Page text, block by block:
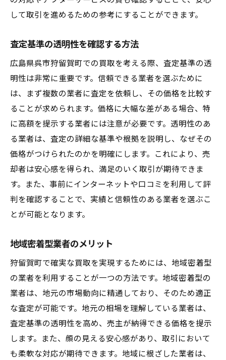
顧客満足度の高い業者の見つけ方
地域密着型サービスが狩留賀町で重要視される
理由
地元に根ざしたサービスの魅力
地域密着型業者が提供するメリット
狩留賀町での信頼構築の方法
地域の特性を活かした買取サービス
地域特化のサービスが選ばれる理由
狩留賀町での買取プロセスをスムーズにする秘
訣
スムーズな買取のための事前準備
買取プロセス全体の流れを理解する
狩留賀町での効率的な買取方法
スムーズな取引のための業者選び
買取をスムーズにするための工夫
信頼性のある業者を見つけるステップ
して取引を進めるための参考にすることができます。
査定基準の透明性を確認する方法
広島県呉市狩留賀町での買取を考える際、査定基準の透
明性は非常に重要です。信頼できる業者を選ぶために
は、まず複数の業者に査定を依頼し、その価格を比較す
ることが求められます。価格に大幅な差がある場合、特
に高額を提示する業者には注意が必要です。透明性のあ
る業者は、査定の詳細な基準や根拠を説明し、なぜその
価格がつけられたのかを明確にします。これにより、売
却者は安心感を得られ、満足のいく取引が期待できま
す。また、事前にインターネットや口コミを利用して評
判を確認することで、実績と信頼性のある業者を選ぶこ
とが可能となります。
地域密着型業者のメリット
狩留賀町で確実な買取を実現するためには、地域密着型
の業者を利用することが一つの方法です。地域密着型の
業者は、地元の市場動向に精通しており、そのため適正
な査定が可能です。地元の相場を理解している業者は、
査定基準の透明性を高め、売主が納得できる価格を提示
します。また、顔の見える安心感があり、取引において
も柔軟な対応が期待できます。地域に根ざした業者は、